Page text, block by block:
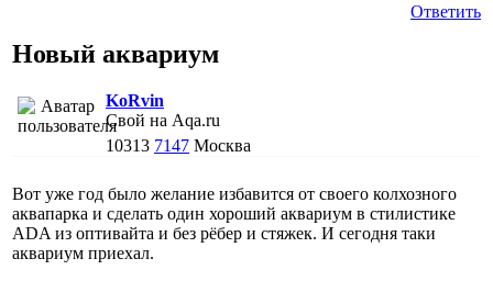
Ответить
Новый аквариум
KoRvin
Свой на Aqa.ru
10313 7147 Москва
Вот уже год было желание избавится от своего колхозного
аквапарка и сделать один хороший аквариум в стилистике
ADA из оптивайта и без рёбер и стяжек. И сегодня таки
аквариум приехал.